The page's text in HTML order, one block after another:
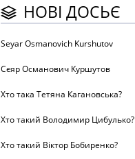
НОВІ ДОСЬЄ
Seyar Osmanovich Kurshutov
Сєяр Османович Куршутов
Хто така Тетяна Кагановська?
Хто такий Володимир Цибулько?
Хто такий Віктор Бобиренко?